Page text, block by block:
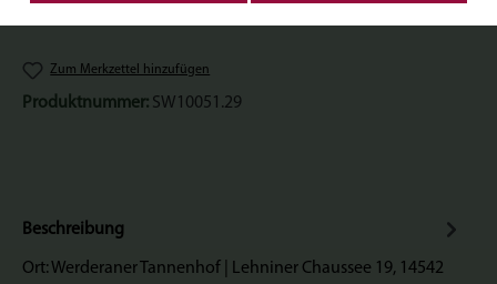
Zum Merkzettel hinzufügen
Produktnummer: SW10051.29
Beschreibung
Ort: Werderaner Tannenhof | Lehniner Chaussee 19, 14542